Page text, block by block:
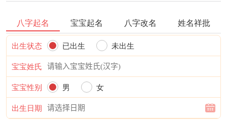
八字起名 宝宝起名 八字改名 姓名祥批
出生状态 已出生
未出生
宝宝姓氏
宝宝性别
男
女
出生日期